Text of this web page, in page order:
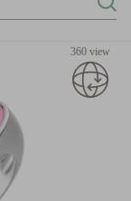
360 view